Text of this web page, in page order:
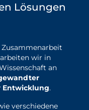
Lösungen
Zusammenarbeit
wir in
an
Entwicklung.
verschiedene